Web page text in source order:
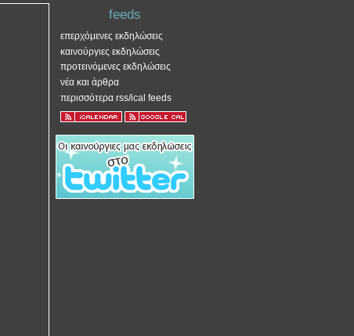
feeds
επερχόμενες εκδηλώσεις
καινούργιες εκδηλώσεις
προτεινόμενες εκδηλώσεις
νέα και άρθρα
περισσότερα rss/ical feeds